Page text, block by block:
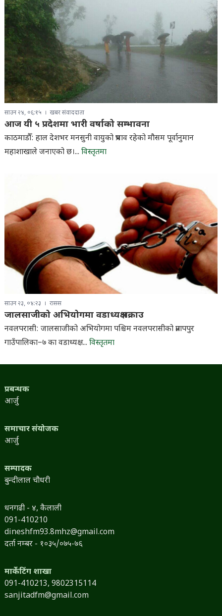
साउन २४, ०६:१५ खबर संवाददाता
आज यी ५ प्रदेशमा भारी वर्षाको सम्भावना
काठमाडौँ: हाल देशभर मनसुनी वायुको प्रभाव रहेको मौसम पूर्वानुमान
महाशाखाले जनाएको छ।... विस्तृतमा
साउन २३, ०४:२३ रासस
जालसाजीको अभियोगमा वडाध्यक्ष पक्राउ
नवलपरासी: जालसाजीको अभियोगमा पश्चिम नवलपरासीको प्रतापपुर
गाउँपालिका–७ का वडाध्यक्ष... विस्तृतमा
प्रबन्धक
आर्जु
समाचार संयोजक
आर्जु
सम्पादक
बुन्दीलाल चौधरी
धनगढी - ४, कैलाली
091-410210
dineshfm93.8mhz@gmail.com
दर्ता नम्बर - १०३५/०७५-७६
मार्केटिंग शाखा
091-410213, 9802315114
sanjitadfm@gmail.com